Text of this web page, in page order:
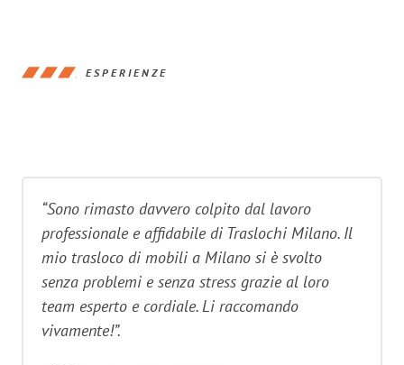
ESPERIENZE
“Sono rimasto davvero colpito dal lavoro
professionale e affidabile di Traslochi Milano. Il
mio trasloco di mobili a Milano si è svolto
senza problemi e senza stress grazie al loro
team esperto e cordiale. Li raccomando
vivamente!”.